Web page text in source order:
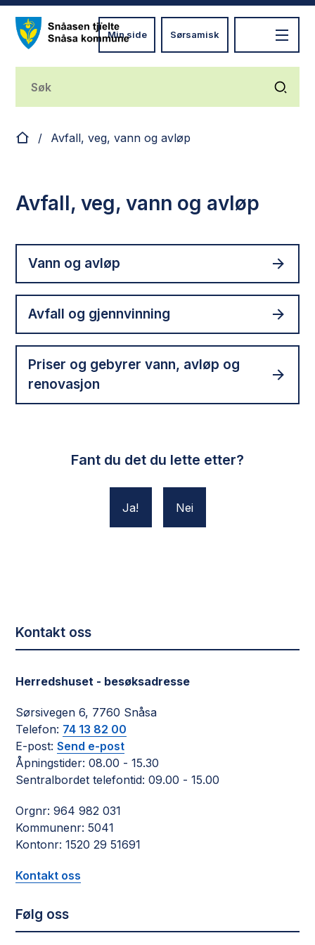
Min side Sørsamisk
Du er her:Avfall, veg, vann og avløp
Avfall, veg, vann og avløp
Vann og avløp
Avfall og gjennvinning
Priser og gebyrer vann, avløp og
renovasjon
Fant du det du lette etter?
Ja Nei
Kontakt oss
Herredshuset - besøksadresse
Sørsivegen 6, 7760 Snåsa
Telefon: 74 13 82 00
E-post:Send e-post
Åpningstider: 08.00 - 15.30
Sentralbordet telefontid: 09.00 - 15.00
Orgnr: 964 982 031
Kommunenr: 5041
Kontonr: 1520 29 51691
Kontakt oss
Følg oss